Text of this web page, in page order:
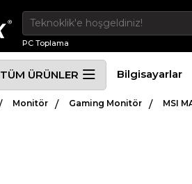
PC Toplama
TÜM ÜRÜNLER Bilgisayarlar
Monitör Gaming Monitör MSI